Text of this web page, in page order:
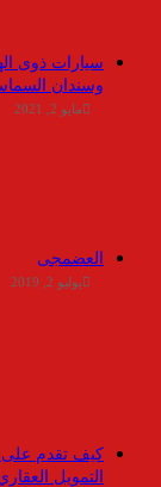
سيارات ذوى
وسندان
مايو 2, 2021
العضمجى
يوليو 2, 2019
كيف تقدم على
التمويل العقاري